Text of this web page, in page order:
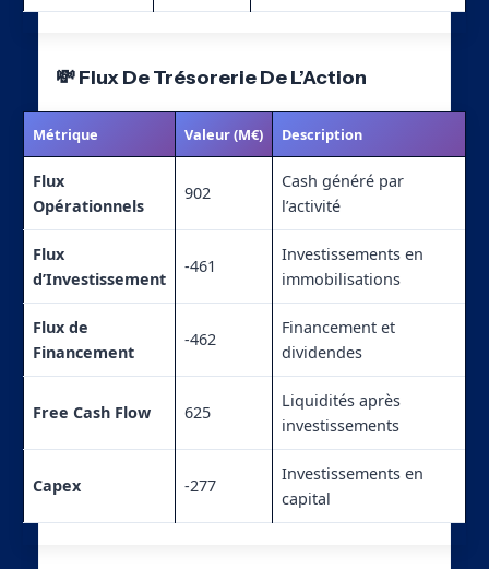
💸 Flux De Trésorerie De L’Action
Métrique Valeur (M€) Description
Flux
Opérationnels
902
Cash généré par
l’activité
Flux
d’Investissement
-461
Investissements en
immobilisations
Flux de
Financement
-462
Financement et
dividendes
Free Cash Flow 625
Liquidités après
investissements
Capex -277
Investissements en
capital